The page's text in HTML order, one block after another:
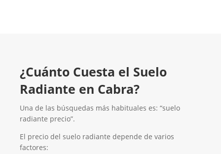
¿Cuánto Cuesta el Suelo
Radiante en Cabra?
Una de las búsquedas más habituales es: “suelo
radiante precio”.
El precio del suelo radiante depende de varios
factores: